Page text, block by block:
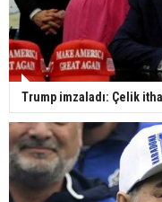
Trump imzaladı: Çelik